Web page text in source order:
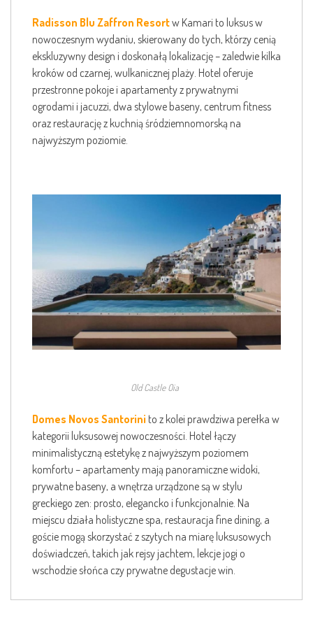
Radisson Blu Zaffron Resortw Kamari to luksus w
nowoczesnym wydaniu, skierowany do tych, którzy cenią
ekskluzywny design i doskonałą lokalizację – zaledwie kilka
kroków od czarnej, wulkanicznej plaży. Hotel oferuje
przestronne pokoje i apartamenty z prywatnymi
ogrodami i jacuzzi, dwa stylowe baseny, centrum fitness
oraz restaurację z kuchnią śródziemnomorską na
najwyższym poziomie.
Old Castle Oia
Domes Novos Santorini to z kolei prawdziwa perełka w
kategorii luksusowej nowoczesności. Hotel łączy
minimalistyczną estetykę z najwyższym poziomem
komfortu – apartamenty mają panoramiczne widoki,
prywatne baseny, a wnętrza urządzone są w stylu
greckiego zen: prosto, elegancko i funkcjonalnie. Na
miejscu działa holistyczne spa, restauracja fine dining, a
goście mogą skorzystać z szytych na miarę luksusowych
doświadczeń, takich jak rejsy jachtem, lekcje jogi o
wschodzie słońca czy prywatne degustacje win.